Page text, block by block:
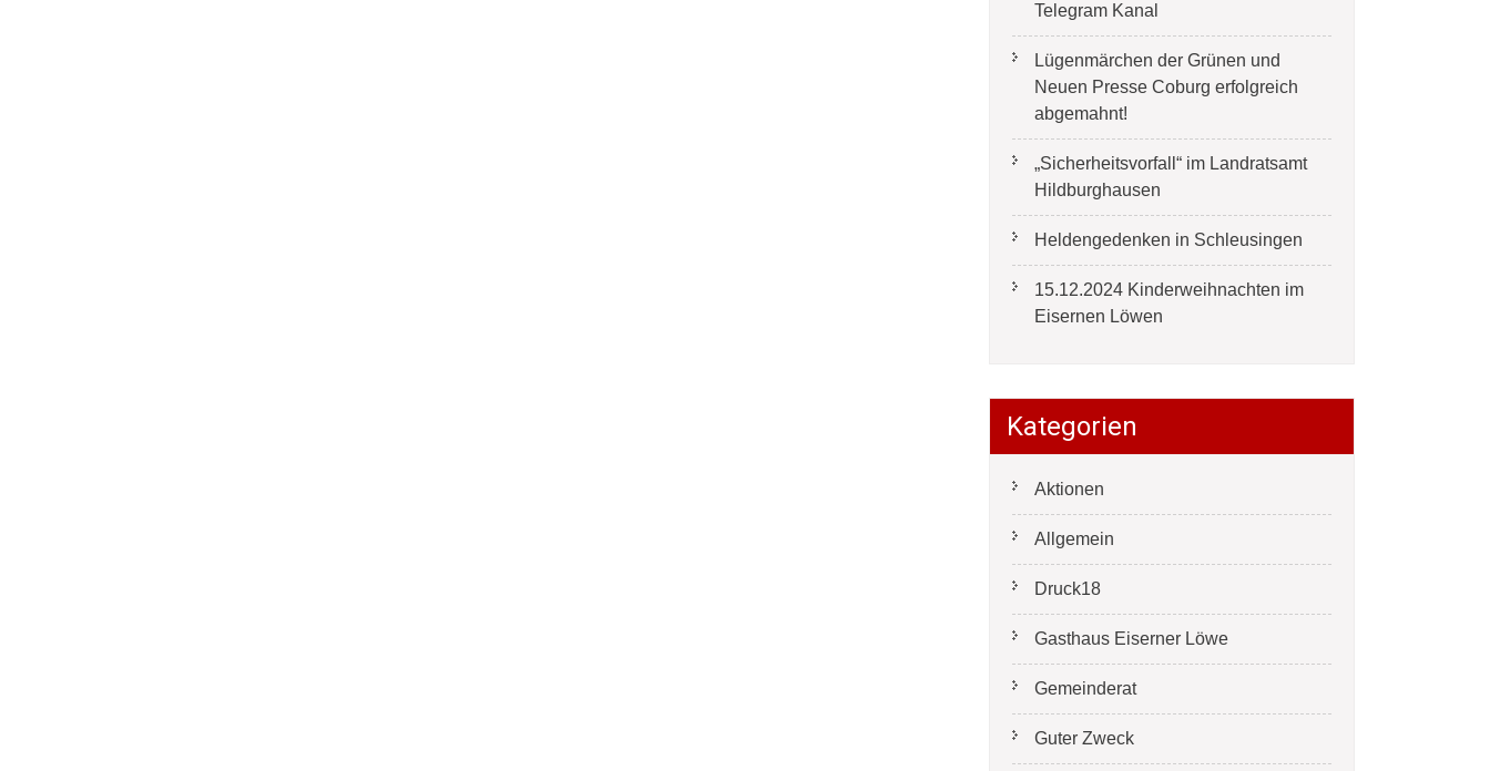
Telegram Kanal
Lügenmärchen der Grünen und
Neuen Presse Coburg erfolgreich
abgemahnt!
„Sicherheitsvorfall“ im Landratsamt
Hildburghausen
Heldengedenken in Schleusingen
15.12.2024 Kinderweihnachten im
Eisernen Löwen
Kategorien
Aktionen
Allgemein
Druck18
Gasthaus Eiserner Löwe
Gemeinderat
Guter Zweck